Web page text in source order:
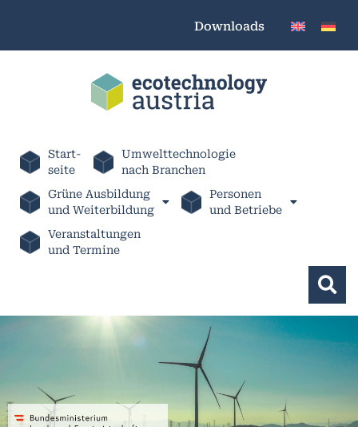
Downloads
Start-
seite
Umwelttechnologie
nach Branchen
Grüne Ausbildung
und Weiterbildung
Personen
und Betriebe
Veranstaltungen
und Termine